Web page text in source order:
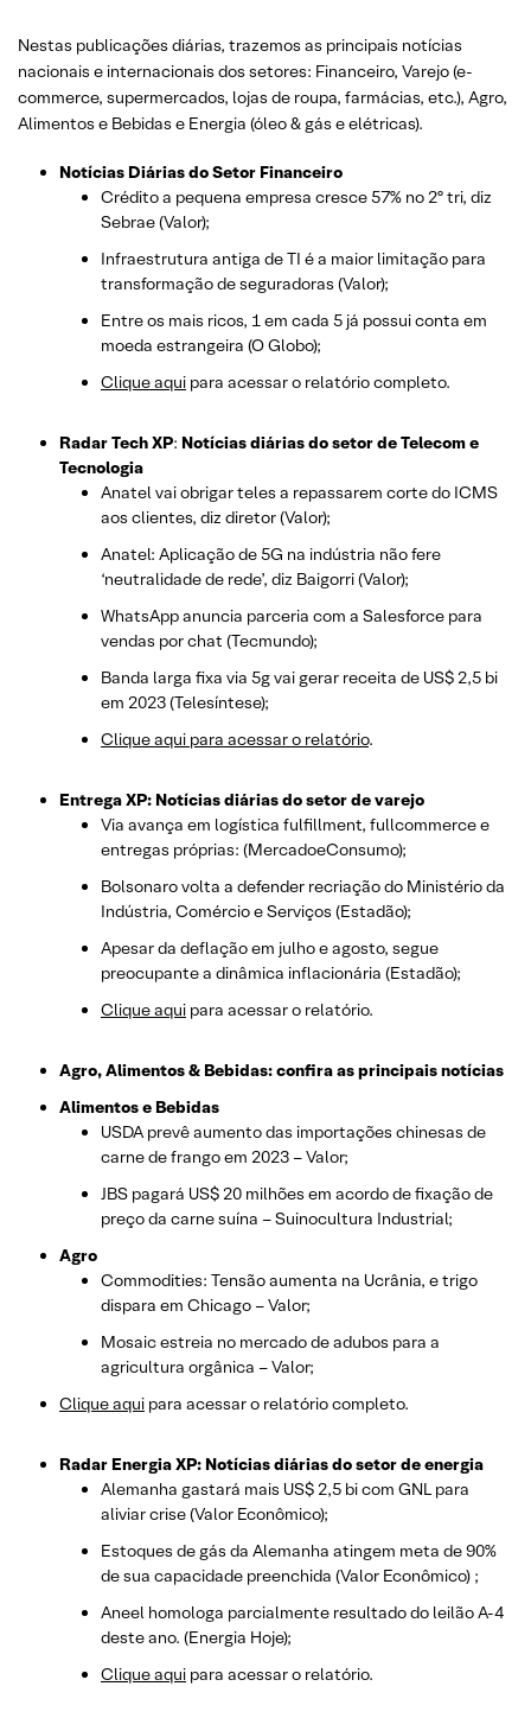
Nestas publicações diárias, trazemos as principais notícias
nacionais e internacionais dos setores: Financeiro, Varejo(e-
commerce, supermercados, lojas de roupa, farmácias, etc.), Agro,
Alimentos e Bebidas e Energia (óleo & gás e elétricas).
Notícias Diárias do Setor Financeiro
Crédito a pequena empresa cresce 57% no 2º tri, diz
Sebrae (Valor);
Infraestrutura antiga de TI é a maior limitação para
transformação de seguradoras (Valor);
Entre os mais ricos, 1 em cada 5 já possui conta em
moeda estrangeira (O Globo);
Clique aqui para acessar o relatório completo.
Radar Tech XP: Notícias diárias do setor de Telecom e
Tecnologia
Anatel vai obrigar teles a repassarem corte do ICMS
aos clientes, diz diretor (Valor);
Anatel: Aplicação de 5G na indústria não fere
‘neutralidade de rede’, diz Baigorri (Valor);
WhatsApp anuncia parceria com a Salesforce para
vendas por chat (Tecmundo);
Banda larga fixa via 5g vai gerar receita de US$ 2,5 bi
em 2023 (Telesíntese);
Clique aqui para acessar o relatório.
Entrega XP: Notícias diárias do setor de varejo
Via avança em logística fulfillment, fullcommerce e
entregas próprias: (MercadoeConsumo);
Bolsonaro volta a defender recriação do Ministério da
Indústria, Comércio e Serviços (Estadão);
Apesar da deflação em julho e agosto, segue
preocupante a dinâmica inflacionária (Estadão);
Clique aqui para acessar o relatório.
Agro, Alimentos & Bebidas: confira as principais notícias
Alimentos e Bebidas
USDA prevê aumento das importações chinesas de
carne de frango em 2023 – Valor;
JBS pagará US$ 20 milhões em acordo de fixação de
preço da carne suína – Suinocultura Industrial;
Agro
Commodities: Tensão aumenta na Ucrânia, e trigo
dispara em Chicago – Valor;
Mosaic estreia no mercado de adubos para a
agricultura orgânica – Valor;
Clique aqui para acessar o relatório completo.
Radar Energia XP: Notícias diárias do setor de energia
Alemanha gastará mais US$ 2,5 bi com GNL para
aliviar crise (Valor Econômico);
Estoques de gás da Alemanha atingem meta de 90%
de sua capacidade preenchida (Valor Econômico) ;
Aneel homologa parcialmente resultado do leilão A-4
deste ano. (Energia Hoje);
Clique aqui para acessar o relatório.